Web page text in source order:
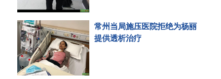
常州当局施压医院拒绝为杨丽
提供透析治疗